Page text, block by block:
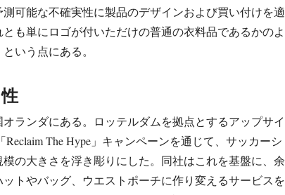
可能な不確実性に製品のデザインおよび買い付けを適
も単にロゴが付いただけの普通の衣料品であるかのよ
いう点にある。
ランダにある。ロッテルダムを拠点とするアップサイ
Reclaim The Hype」キャンペーンを通じて、サッカーシ
の大きさを浮き彫りにした。同社はこれを基盤に、余
トやバッグ、ウエストポーチに作り変えるサービスを